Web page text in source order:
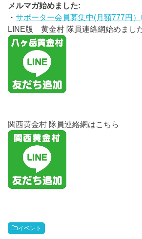
メルマガ始めました:
・サポーター会員募集中(月額777円）
LINE版 黄金村 隊員連絡網始めました
関西黄金村 隊員連絡網はこちら
イベント